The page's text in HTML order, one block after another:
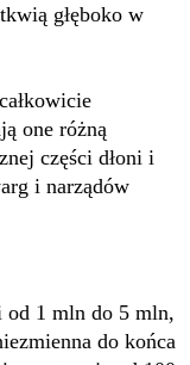
głęboko w
one różną
części dłoni i
i narządów
od 1 mln do 5 mln,
do końca